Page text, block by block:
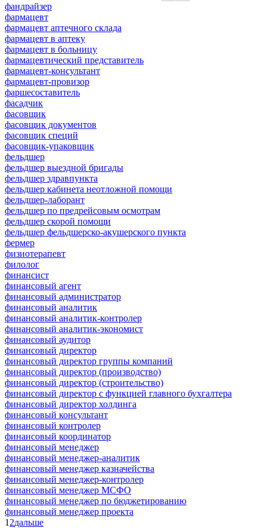
фандрайзер
фармацевт
фармацевт аптечного склада
фармацевт в аптеку
фармацевт в больницу
фармацевтический представитель
фармацевт-консультант
фармацевт-провизор
фаршесоставитель
фасадчик
фасовщик
фасовщик документов
фасовщик специй
фасовщик-упаковщик
фельдшер
фельдшер выездной бригады
фельдшер здравпункта
фельдшер кабинета неотложной помощи
фельдшер-лаборант
фельдшер по предрейсовым осмотрам
фельдшер скорой помощи
фельдшер фельдшерско-акушерского пункта
фермер
физиотерапевт
филолог
финансист
финансовый агент
финансовый администратор
финансовый аналитик
финансовый аналитик-контролер
финансовый аналитик-экономист
финансовый аудитор
финансовый директор
финансовый директор группы компаний
финансовый директор (производство)
финансовый директор (строительство)
финансовый директор с функцией главного бухгалтера
финансовый директор холдинга
финансовый консультант
финансовый контролер
финансовый координатор
финансовый менеджер
финансовый менеджер-аналитик
финансовый менеджер казначейства
финансовый менеджер-контролер
финансовый менеджер МСФО
финансовый менеджер по бюджетированию
финансовый менеджер проекта
1 2дальше